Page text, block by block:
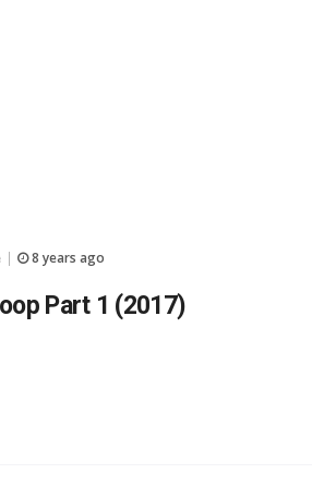
8 years ago
Part 1 (2017)